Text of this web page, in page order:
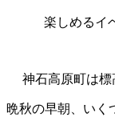
楽しめるイ
神石高原町は標
晩秋の早朝、いく